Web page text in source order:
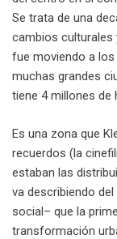
Se trata de una
cambios culturales
fue moviendo a
muchas grandes
tiene 4 millones de
Es una zona que
recuerdos (la
estaban las
va describiendo
social– que la
transformación